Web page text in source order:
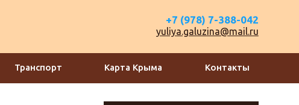
+7 (978) 7-388-042
yuliya.galuzina@mail.ru
Транспорт Карта Крыма Контакты